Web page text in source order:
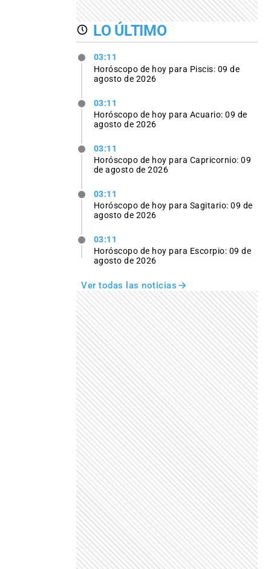
LO ÚLTIMO
03:11
Horóscopo de hoy para Piscis: 09 de
agosto de 2026
03:11
Horóscopo de hoy para Acuario: 09 de
agosto de 2026
03:11
Horóscopo de hoy para Capricornio: 09
de agosto de 2026
03:11
Horóscopo de hoy para Sagitario: 09 de
agosto de 2026
03:11
Horóscopo de hoy para Escorpio: 09 de
agosto de 2026
Ver todas las noticias